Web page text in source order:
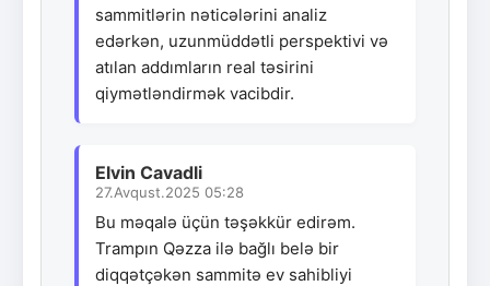
sammitlərin nəticələrini analiz
edərkən, uzunmüddətli perspektivi və
atılan addımların real təsirini
qiymətləndirmək vacibdir.
Elvin Cavadli
27.Avqust.2025 05:28
Bu məqalə üçün təşəkkür edirəm.
Trampın Qəzza ilə bağlı belə bir
diqqətçəkən sammitə ev sahibliyi